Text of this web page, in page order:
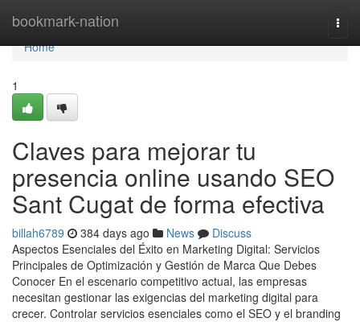
bookmark-nation
Home
Home
1
Claves para mejorar tu
presencia online usando SEO
Sant Cugat de forma efectiva
billah6789 384 days ago News
Discuss
Aspectos Esenciales del Éxito en Marketing Digital: Servicios
Principales de Optimización y Gestión de Marca Que Debes
Conocer En el escenario competitivo actual, las empresas
necesitan gestionar las exigencias del marketing digital para
crecer. Controlar servicios esenciales como el SEO y el branding